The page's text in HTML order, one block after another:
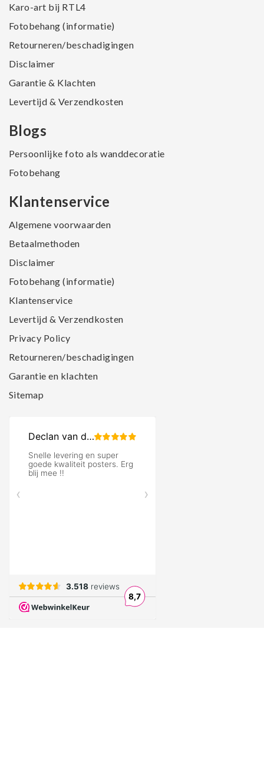
Karo-art bij RTL4
Fotobehang (informatie)
Retourneren/beschadigingen
Disclaimer
Garantie & Klachten
Levertijd & Verzendkosten
Blogs
Persoonlijke foto als wanddecoratie
Fotobehang
Klantenservice
Algemene voorwaarden
Betaalmethoden
Disclaimer
Fotobehang (informatie)
Klantenservice
Levertijd & Verzendkosten
Privacy Policy
Retourneren/beschadigingen
Garantie en klachten
Sitemap